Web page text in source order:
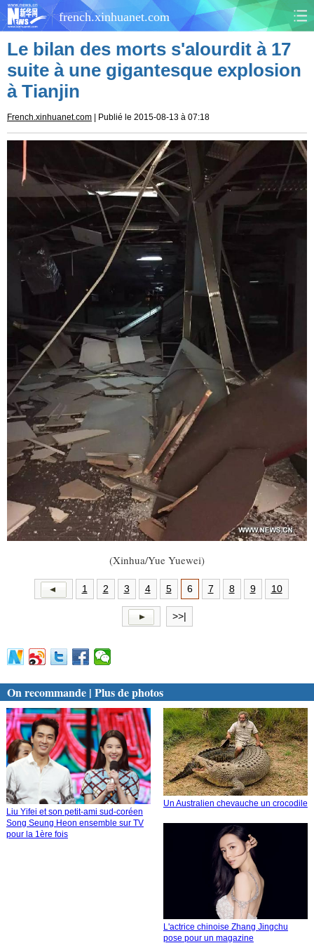
french.xinhuanet.com
CHINE MONDE
AFRIQUE
CULTURE
SPORTS
SCI&TECH PLANÈTE
TOURISME
DOSSIERS PHOTOS
VIDÉOS
Le bilan des morts s'alourdit à 17
suite à une gigantesque explosion
à Tianjin
French.xinhuanet.com | Publié le 2015-08-13 à 07:18
(Xinhua/Yue Yuewei)
1 2 3 4 5 6 7 8 9 10
>>|
On recommande | Plus de photos
Liu Yifei et son petit-ami sud-coréen
Song Seung Heon ensemble sur TV
pour la 1ère fois
Un Australien chevauche un crocodile
L'actrice chinoise Zhang Jingchu
pose pour un magazine